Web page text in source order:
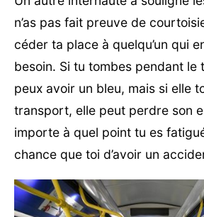
n’as pas fait preuve de
céder ta place à quelqu’un qui
besoin. Si tu tombes pendant le
peux avoir un bleu, mais si elle
transport, elle peut perdre son
importe à quel point tu es
chance que toi d’avoir un